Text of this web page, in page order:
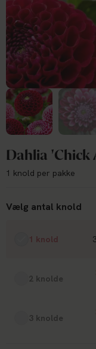
Dahlia 'Chick
1 knold per pakke
Vælg antal knold
1 knold
2 knolde
3 knolde